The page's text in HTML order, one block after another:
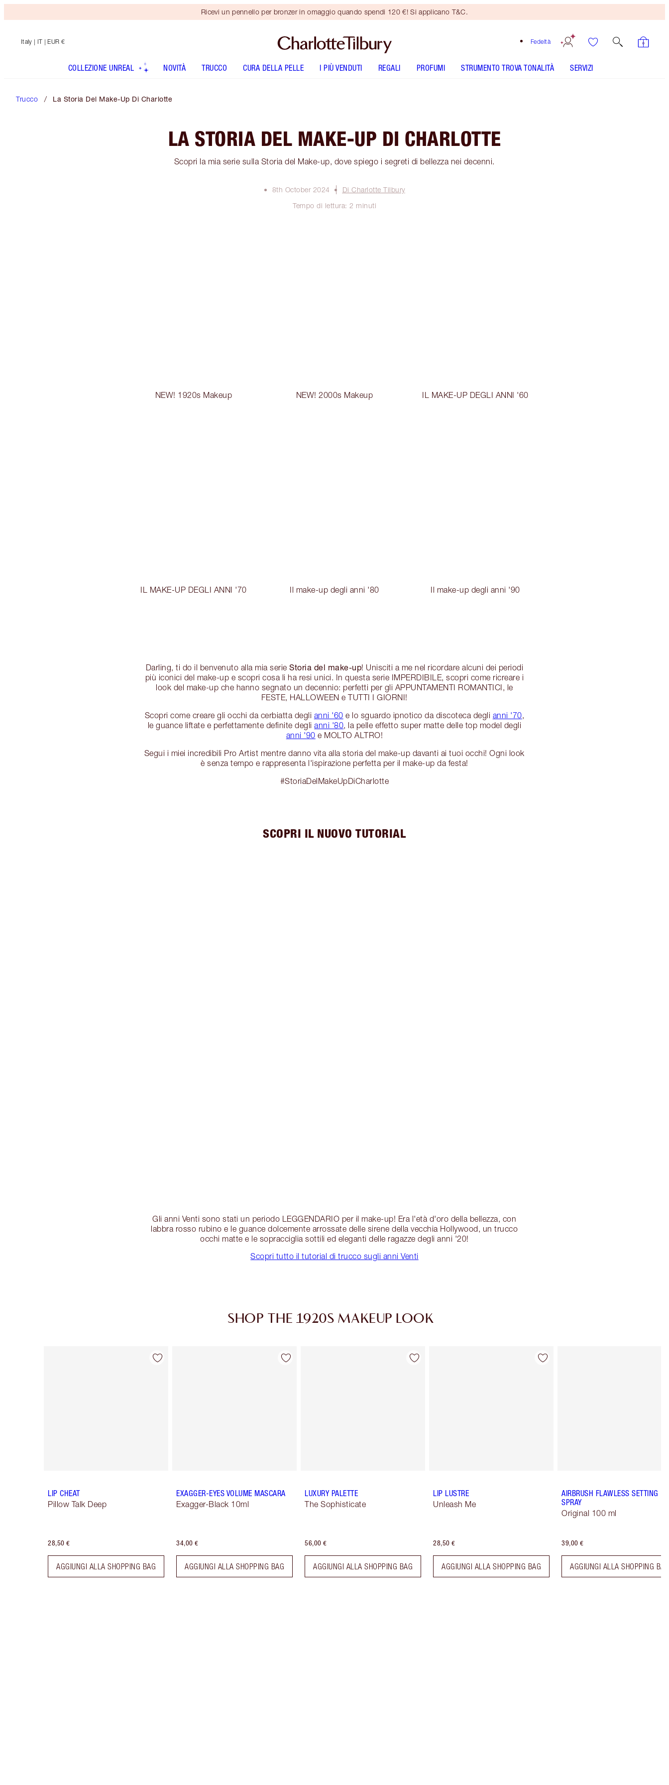
Ricevi un pennello per bronzer in omaggio quando spendi 120 €! Si applicano T&C.
Fedeltà
Italy | IT | EUR €
COLLEZIONE UNREAL NOVITÀ TRUCCO CURA DELLA PELLE I PIÙ VENDUTI REGALI PROFUMI STRUMENTO TROVA TONALITÀ SERVIZI
Trucco La Storia Del Make-Up Di Charlotte
LA STORIA DEL MAKE-UP DI CHARLOTTE
Scopri la mia serie sulla Storia del Make-up, dove spiego i segreti di bellezza nei decenni.
8th October 2024
Di Charlotte Tilbury
Tempo di lettura: 2 minuti
NEW! 1920s Makeup NEW! 2000s Makeup IL MAKE-UP DEGLI ANNI '60
IL MAKE-UP DEGLI ANNI '70 Il make-up degli anni '80 Il make-up degli anni '90
Darling, ti do il benvenuto alla mia serieStoria del make-up! Unisciti a me nel ricordare alcuni dei periodi
più iconici del make-up e scopri cosa li ha resi unici. In questa serie IMPERDIBILE, scopri come ricreare i
look del make-up che hanno segnato un decennio: perfetti per gli APPUNTAMENTI ROMANTICI, le
FESTE, HALLOWEEN e TUTTI I GIORNI!
Scopri come creare gli occhi da cerbiatta degli anni '60 e lo sguardo ipnotico da discoteca degli anni '70,
le guance liftate e perfettamente definite deglianni '80, la pelle effetto super matte delle top model degli
anni '90 e MOLTO ALTRO!
Segui i miei incredibili Pro Artist mentre danno vita alla storia del make-up davanti ai tuoi occhi! Ogni look
è senza tempo e rappresenta l'ispirazione perfetta per il make-up da festa!
#StoriaDelMakeUpDiCharlotte
SCOPRI IL NUOVO TUTORIAL
Gli anni Venti sono stati un periodo LEGGENDARIO per il make-up! Era l'età d'oro della bellezza, con
labbra rosso rubino e le guance dolcemente arrossate delle sirene della vecchia Hollywood, un trucco
occhi matte e le sopracciglia sottili ed eleganti delle ragazze degli anni '20!
Scopri tutto il tutorial di trucco sugli anni Venti
SHOP THE 1920S MAKEUP LOOK
Articolo 1 di 16
LIP CHEAT
Pillow Talk Deep
28,50 €
AGGIUNGI ALLA SHOPPING BAG
Articolo 2 di 16
EXAGGER-EYES VOLUME MASCARA
Exagger-Black 10ml
34,00 €
AGGIUNGI ALLA SHOPPING BAG
Articolo 3 di 16
LUXURY PALETTE
The Sophisticate
56,00 €
AGGIUNGI ALLA SHOPPING BAG
Articolo 4 di 16
LIP LUSTRE
Unleash Me
28,50 €
AGGIUNGI ALLA SHOPPING BAG
AIRBRUSH FLAWLESS SETTING
SPRAY
Original 100 ml
39,00 €
AGGIUNGI ALLA SHOPPING BAG